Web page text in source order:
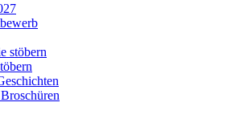
stöbern